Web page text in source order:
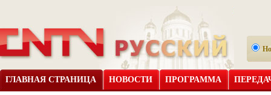
ГЛАВНАЯ СТРАНИЦА НОВОСТИ ПРОГРАММА